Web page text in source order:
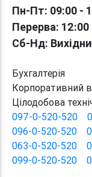
Пн-Пт: 09:00 -
Перерва: 12:00
Сб-Нд:
Корпоративний
Цілодобова
097-0-520-520
096-0-520-520
063-0-520-520
099-0-520-520